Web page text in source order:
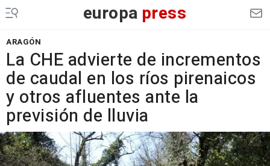
europa press
ARAGÓN
La CHE advierte de incrementos
de caudal en los ríos pirenaicos
y otros afluentes ante la
previsión de lluvia